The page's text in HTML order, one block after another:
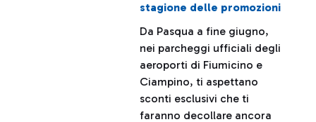
stagione delle promozioni
Da Pasqua a fine giugno,
nei parcheggi ufficiali degli
aeroporti di Fiumicino e
Ciampino, ti aspettano
sconti esclusivi che ti
faranno decollare ancora